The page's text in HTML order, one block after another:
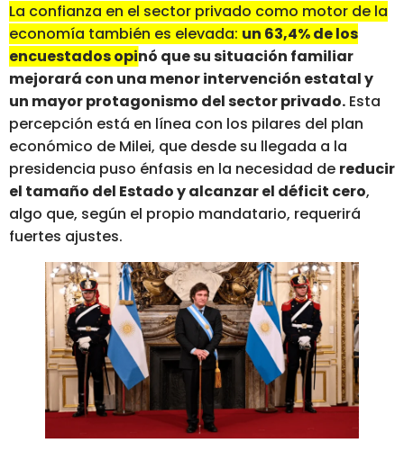
La confianza en el sector privado como motor de la
economía también es elevada: un 63,4% de los
encuestados opinó que su situación familiar
mejorará con una menor intervención estatal y
un mayor protagonismo del sector privado. Esta
percepción está en línea con los pilares del plan
económico de Milei, que desde su llegada a la
presidencia puso énfasis en la necesidad de reducir
el tamaño del Estado y alcanzar el déficit cero,
algo que, según el propio mandatario, requerirá
fuertes ajustes.